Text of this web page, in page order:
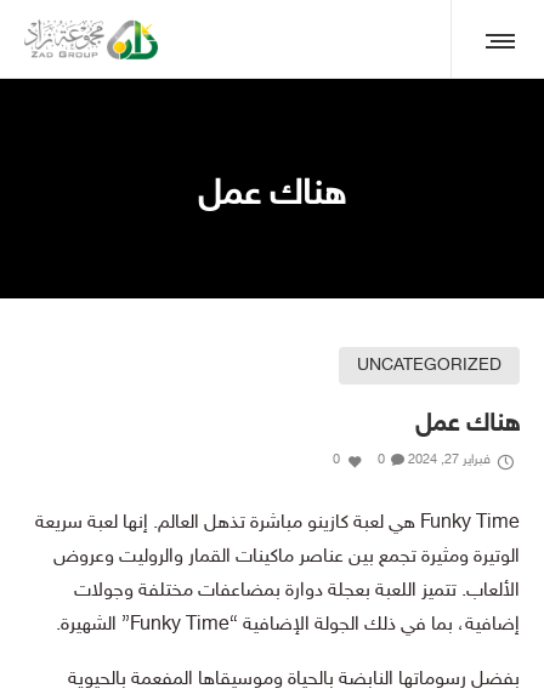
هناك عمل
UNCATEGORIZED
هناك عمل
فبراير 27, 2024 0
0
Funky Time هي لعبة كازينو مباشرة تذهل العالم. إنها لعبة سريعة
الوتيرة ومثيرة تجمع بين عناصر ماكينات القمار والروليت وعروض
الألعاب. تتميز اللعبة بعجلة دوارة بمضاعفات مختلفة وجولات
إضافية، بما في ذلك الجولة الإضافية “Funky Time” الشهيرة.
بفضل رسوماتها النابضة بالحياة وموسيقاها المفعمة بالحيوية